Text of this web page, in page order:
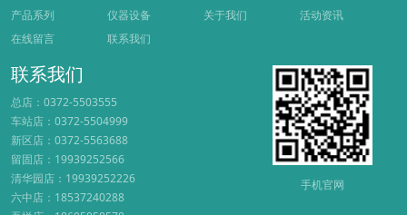
产品系列 仪器设备 关于我们
活动资讯
在线留言
联系我们
手机官网
联系我们
总店：0372-5503555
车站店：0372-5504999
新区店：0372-5563688
留固店：19939252566
清华园店：19939252226
六中店：18537240288